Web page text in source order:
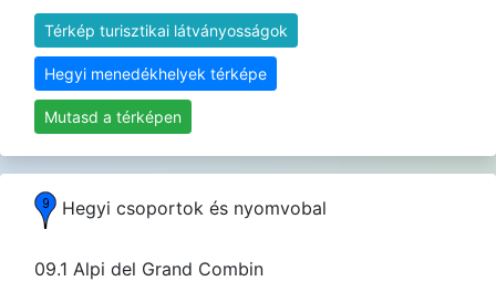
Térkép turisztikai látványosságok
Hegyi menedékhelyek térképe
Mutasd a térképen
Hegyi csoportok és nyomvobal
09.1 Alpi del Grand Combin